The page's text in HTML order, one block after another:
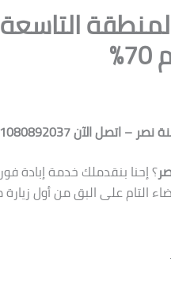
01080892037 / خصم 70%
؟ إحنا بنقدملك خدمة إبادة
التام على البق من أول